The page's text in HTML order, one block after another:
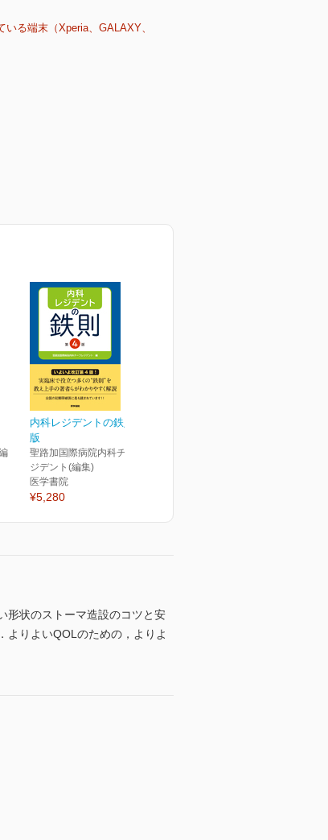
る端末（Xperia、GALAXY、
内科レジデントの鉄則 第4
版
聖路加国際病院内科チーフレ
ジデント(編集)
医学書院
¥5,280
形状のストーマ造設のコツと安
よりよいQOLのための，よりよ